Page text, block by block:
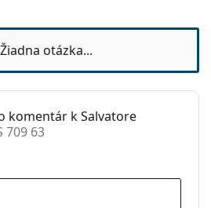
SF 189S 709 63
Žiadna otázka...
komentár k Salvatore
709 63